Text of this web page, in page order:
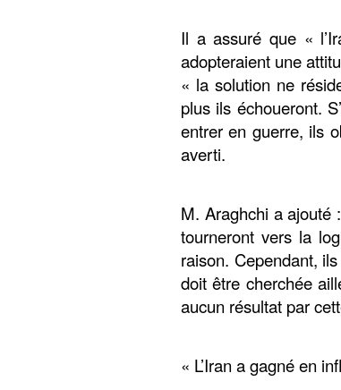
Il a assuré que «
adopteraient une
« la solution ne
plus ils échoueront.
entrer en guerre, ils
averti.
M. Araghchi a ajouté
tourneront vers la
raison. Cependant,
doit être cherchée
aucun résultat par
« L’Iran a gagné en